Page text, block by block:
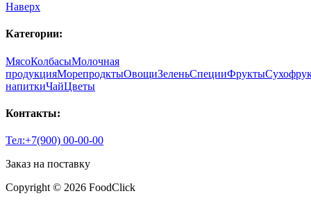
Наверх
Категории:
МясоКолбасыМолочная
продукцияМорепродктыОвощиЗеленьСпецииФрукты
напиткиЧайЦветы
Контакты:
Тел:+7(900) 00-00-00
Заказ на поставку
Copyright © 2026 FoodClick